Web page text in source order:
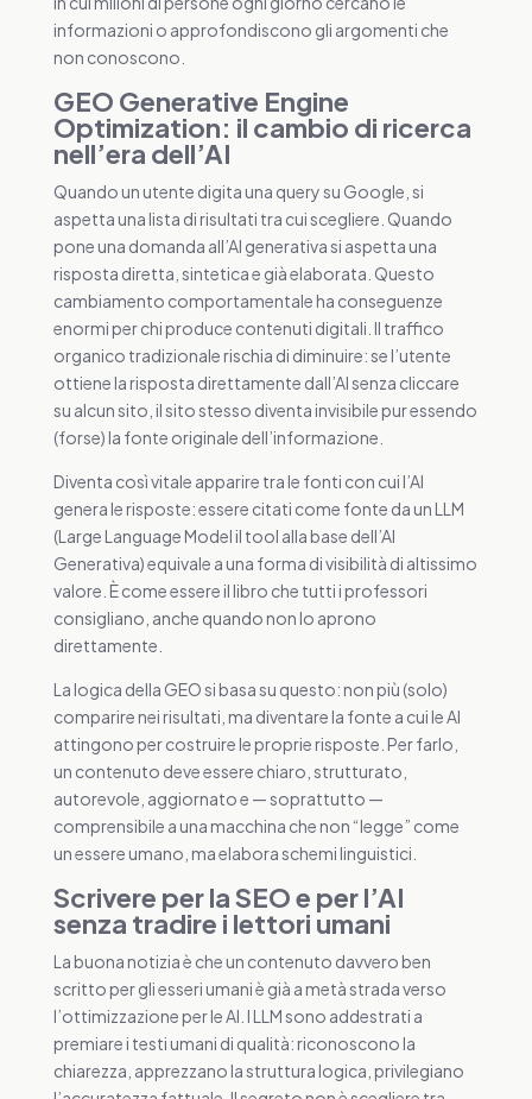
informazioni o approfondiscono gli argomenti che
non conoscono.
GEO Generative Engine
Optimization: il cambio di ricerca
nell’era dell’AI
Quando un utente digita una query su Google, si
aspetta una lista di risultati tra cui scegliere. Quando
pone una domanda all’AI generativa si aspetta una
risposta diretta, sintetica e già elaborata. Questo
cambiamento comportamentale ha conseguenze
enormi per chi produce contenuti digitali. Il traffico
organico tradizionale rischia di diminuire: se l’utente
ottiene la risposta direttamente dall’AI senza cliccare
su alcun sito, il sito stesso diventa invisibile pur essendo
(forse) la fonte originale dell’informazione.
Diventa così vitale apparire tra le fonti con cui l’AI
genera le risposte: essere citati come fonte da un LLM
(Large Language Model il tool alla base dell’AI
Generativa) equivale a una forma di visibilità di altissimo
valore. È come essere il libro che tutti i professori
consigliano, anche quando non lo aprono
direttamente.
La logica della GEO si basa su questo: non più (solo)
comparire nei risultati, ma diventare la fonte a cui le AI
attingono per costruire le proprie risposte. Per farlo,
un contenuto deve essere chiaro, strutturato,
autorevole, aggiornato e — soprattutto —
comprensibile a una macchina che non “legge” come
un essere umano, ma elabora schemi linguistici.
Scrivere per la SEO e per l’AI
senza tradire i lettori umani
La buona notizia è che un contenuto davvero ben
scritto per gli esseri umani è già a metà strada verso
l’ottimizzazione per le AI. I LLM sono addestrati a
premiare i testi umani di qualità: riconoscono la
chiarezza, apprezzano la struttura logica, privilegiano